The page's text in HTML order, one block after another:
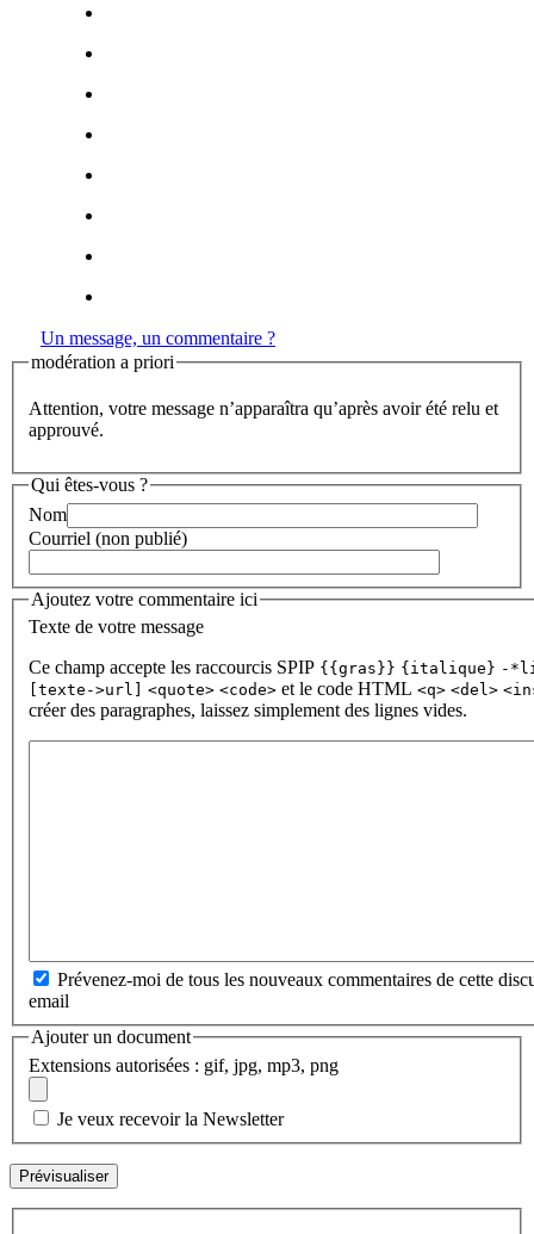
Un message, un commentaire ?
modération a priori
Attention, votre message n’apparaîtra qu’après avoir été relu et
approuvé.
Qui êtes-vous ?
Nom
Courriel (non publié)
Ajoutez votre commentaire ici
Texte de votre message
Ce champ accepte les raccourcis SPIP {{gras}} {italique} -
[texte->url]
<quote> <code> et le code HTML <q> <del>
créer des paragraphes, laissez simplement des lignes vides.
Prévenez-moi de tous les nouveaux commentaires de cette
email
Ajouter un document
Extensions autorisées : gif, jpg, mp3, png
Je veux recevoir la Newsletter